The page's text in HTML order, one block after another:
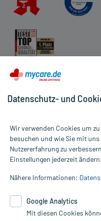
Alle Preise gelten inkl. MwSt.,
Informationen auf dieser
die Untersuchung und
Therapien eingeleitet werden
Google Analytics. Lesen Sie
Datenschutz- und
Wir verwenden Cookies um
besuchen und wie Sie mit
Nutzererfahrung zu
Einstellungen jederzeit ändern.
Nähere Informationen:
Google Analytics
Mit diesen Cookies